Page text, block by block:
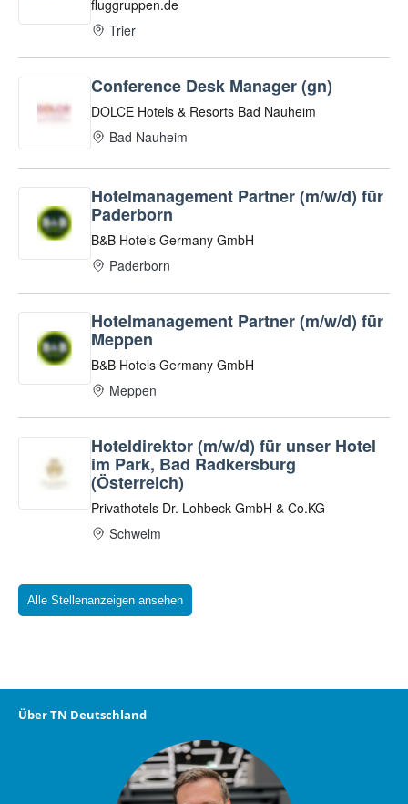
Alle Stellenanzeigen ansehen
Über TN Deutschland